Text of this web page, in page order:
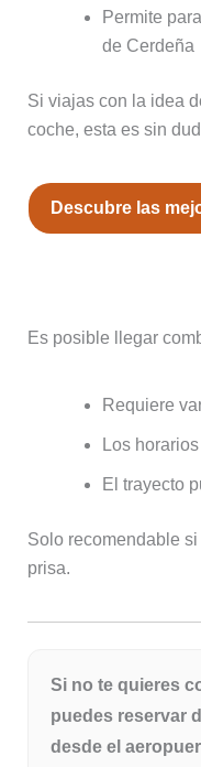
Permite
de Cerdeña
Si viajas con la idea
coche, esta es sin
Descubre las
Es posible llegar
Requiere
Los
El trayecto
Solo recomendable
prisa.
Si no te quieres
puedes reservar
desde el